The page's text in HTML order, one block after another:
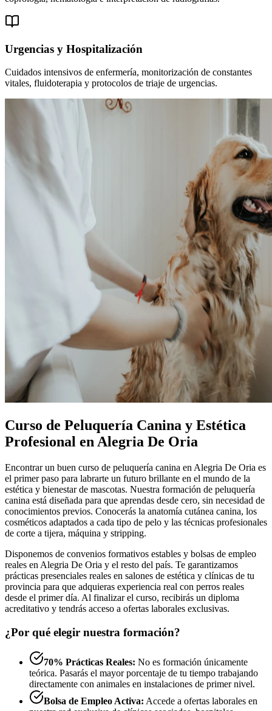
Urgencias y Hospitalización
Cuidados intensivos de enfermería, monitorización de constantes
vitales, fluidoterapia y protocolos de triaje de urgencias.
Curso de Peluquería Canina y Estética
Profesional en Alegria De Oria
Encontrar un buen curso de peluquería canina en Alegria De Oria es
el primer paso para labrarte un futuro brillante en el mundo de la
estética y bienestar de mascotas. Nuestra formación de peluquería
canina está diseñada para que aprendas desde cero, sin necesidad de
conocimientos previos. Conocerás la anatomía cutánea canina, los
cosméticos adaptados a cada tipo de pelo y las técnicas profesionales
de corte a tijera, máquina y stripping.
Disponemos de convenios formativos estables y bolsas de empleo
reales en Alegria De Oria y el resto del país. Te garantizamos
prácticas presenciales reales en salones de estética y clínicas de tu
provincia para que adquieras experiencia real con perros reales
desde el primer día. Al finalizar el curso, recibirás un diploma
acreditativo y tendrás acceso a ofertas laborales exclusivas.
¿Por qué elegir nuestra formación?
70% Prácticas Reales: No es formación únicamente
teórica. Pasarás el mayor porcentaje de tu tiempo trabajando
directamente con animales en instalaciones de primer nivel.
Bolsa de Empleo Activa: Accede a ofertas laborales en